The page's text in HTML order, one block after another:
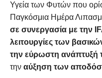
Υγεία των Φυτών που
Παγκόσμια Ημέρα
σε συνεργασία με την
λειτουργίες των
την εύρωστη ανάπτυξή
την αύξηση των